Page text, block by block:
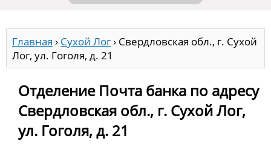
Главная › Сухой Лог› Свердловская обл., г. Сухой
Лог, ул. Гоголя, д. 21
Отделение Почта банка по адресу
Свердловская обл., г. Сухой Лог,
ул. Гоголя, д. 21